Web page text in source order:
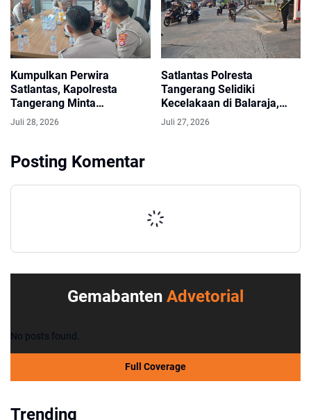
Kumpulkan Perwira
Satlantas, Kapolresta
Tangerang Minta
Penanganan Laka Cepat
dan Profesional
Juli 28, 2026
Satlantas Polresta
Tangerang Selidiki
Kecelakaan di Balaraja,
Pengendara Motor
Meninggal di Lokasi
Juli 27, 2026
Posting Komentar
Gemabanten Advetorial
No posts found.
Full Coverage
Trending